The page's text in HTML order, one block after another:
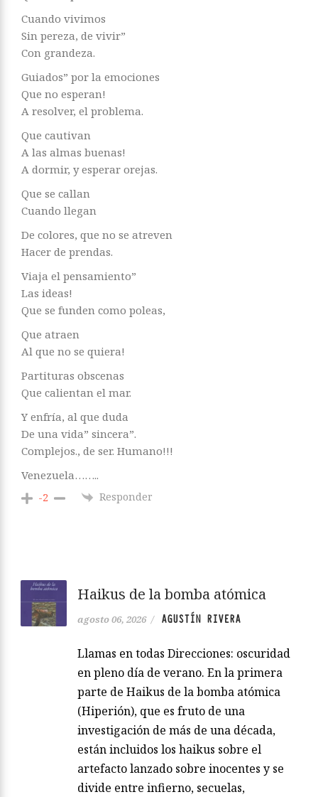
Cuando vivimos
Sin pereza, de vivir”
Con grandeza.
Guiados” por la emociones
Que no esperan!
A resolver, el problema.
Que cautivan
A las almas buenas!
A dormir, y esperar orejas.
Que se callan
Cuando llegan
De colores, que no se atreven
Hacer de prendas.
Viaja el pensamiento”
Las ideas!
Que se funden como poleas,
Que atraen
Al que no se quiera!
Partituras obscenas
Que calientan el mar.
Y enfría, al que duda
De una vida” sincera”.
Complejos., de ser. Humano!!!
Venezuela……..
-2 Responder
Haikus de la bomba atómica
agosto 06, 2026 / AGUSTÍN RIVERA
Llamas en todas Direcciones: oscuridad
en pleno día de verano. En la primera
parte de Haikus de la bomba atómica
(Hiperión), que es fruto de una
investigación de más de una década,
están incluidos los haikus sobre el
artefacto lanzado sobre inocentes y se
divide entre infierno, secuelas,